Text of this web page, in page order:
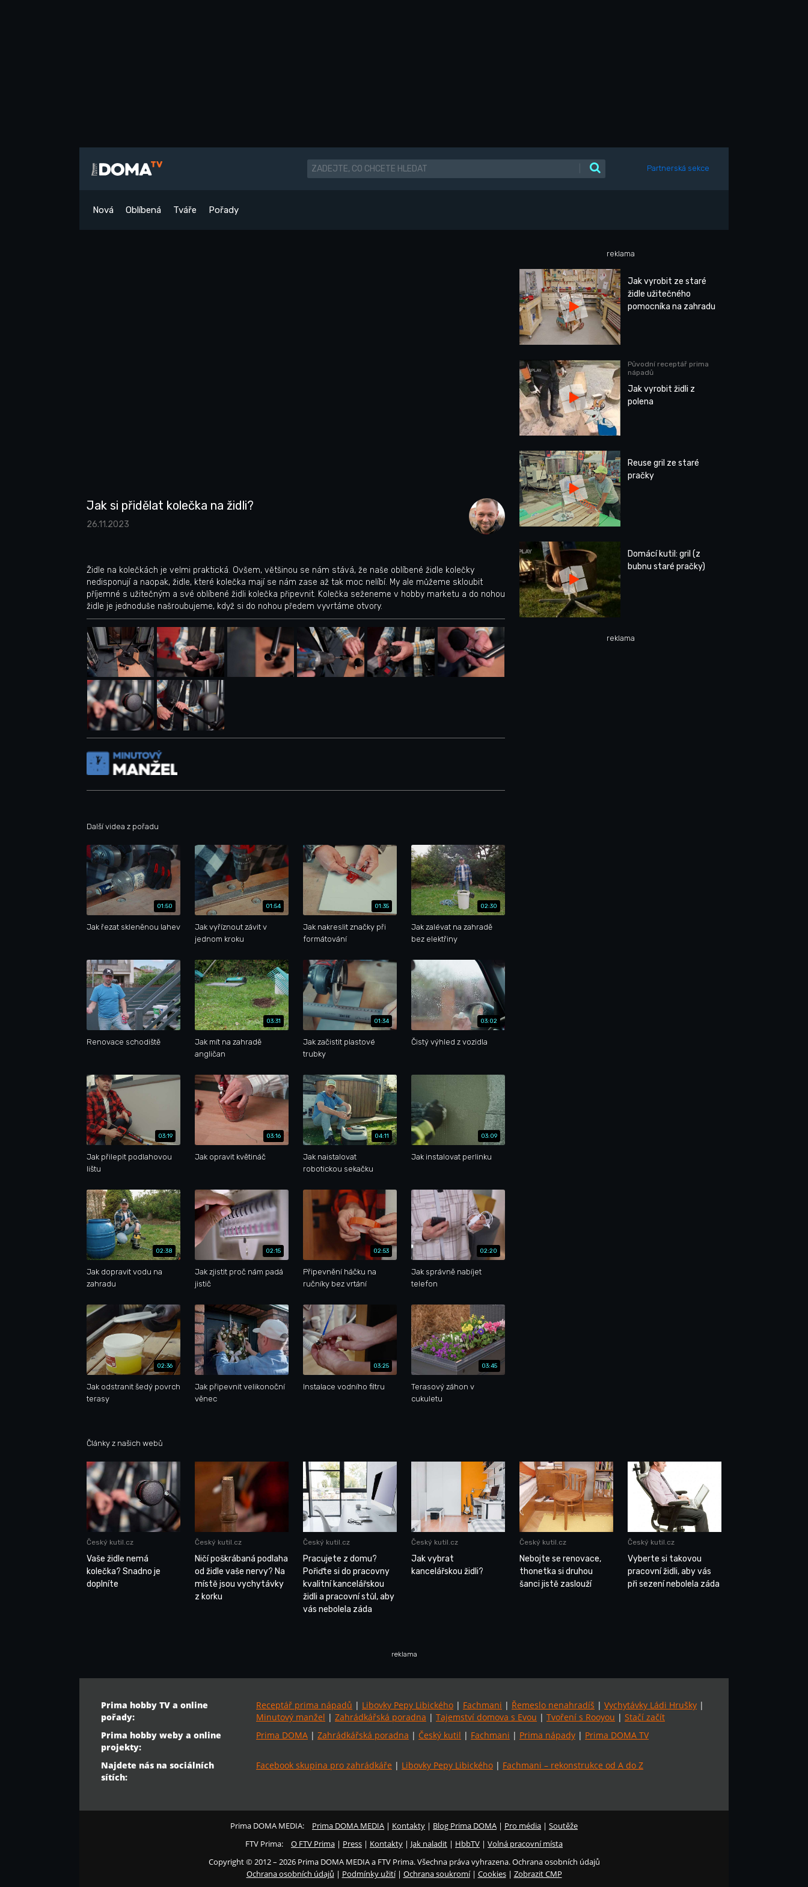
Partnerská sekce
Nová Oblíbená Tváře Pořady
Jak si přidělat kolečka na židli?
26.11.2023
Židle na kolečkách je velmi praktická. Ovšem, většinou se nám stává, že naše oblíbené židle kolečky
nedisponují a naopak, židle, které kolečka mají se nám zase až tak moc nelíbí. My ale můžeme skloubit
příjemné s užitečným a své oblíbené židli kolečka připevnit. Kolečka seženeme v hobby marketu a do nohou
židle je jednoduše našroubujeme, když si do nohou předem vyvrtáme otvory.
Další videa z pořadu
01:50
Jak řezat skleněnou lahev
01:54
Jak vyříznout závit v
jednom kroku
01:35
Jak nakreslit značky při
formátování
02:30
Jak zalévat na zahradě
bez elektřiny
Renovace schodiště
03:31
Jak mít na zahradě
angličan
01:34
Jak začistit plastové
trubky
03:02
Čistý výhled z vozidla
03:19
Jak přilepit podlahovou
lištu
03:16
Jak opravit květináč
04:11
Jak naistalovat
robotickou sekačku
03:09
Jak instalovat perlinku
02:38
Jak dopravit vodu na
zahradu
02:15
Jak zjistit proč nám padá
jistič
02:53
Připevnění háčku na
ručníky bez vrtání
02:20
Jak správně nabíjet
telefon
02:36
Jak odstranit šedý povrch
terasy
Jak připevnit velikonoční
věnec
03:25
Instalace vodního filtru
03:45
Terasový záhon v
cukuletu
reklama
Jak vyrobit ze staré
židle užitečného
pomocníka na zahradu
Původní receptář prima
nápadů
Jak vyrobit židli z
polena
Reuse gril ze staré
pračky
Domácí kutil: gril (z
bubnu staré pračky)
reklama
Články z našich webů
Český kutil.cz
Vaše židle nemá
kolečka? Snadno je
doplníte
Český kutil.cz
Ničí poškrábaná podlaha
od židle vaše nervy? Na
místě jsou vychytávky
z korku
Český kutil.cz
Pracujete z domu?
Pořiďte si do pracovny
kvalitní kancelářskou
židli a pracovní stůl, aby
vás nebolela záda
Český kutil.cz
Jak vybrat
kancelářskou židli?
Český kutil.cz
Nebojte se renovace,
thonetka si druhou
šanci jistě zaslouží
Český kutil.cz
Vyberte si takovou
pracovní židli, aby vás
při sezení nebolela záda
reklama
Prima hobby TV a online
pořady:
Receptář prima nápadů | Libovky Pepy Libického | Fachmani | Řemeslo nenahradíš | Vychytávky Ládi Hrušky |
Minutový manžel | Zahrádkářská poradna | Tajemství domova s Evou | Tvoření s Rooyou | Stačí začít
Prima hobby weby a online
projekty:
Prima DOMA | Zahrádkářská poradna | Český kutil | Fachmani | Prima nápady | Prima DOMA TV
Najdete nás na sociálních
sítích:
Facebook skupina pro zahrádkáře | Libovky Pepy Libického | Fachmani – rekonstrukce od A do Z
Prima DOMA MEDIA: Prima DOMA MEDIA | Kontakty | Blog Prima DOMA | Pro média | Soutěže
FTV Prima:
O FTV Prima | Press | Kontakty | Jak naladit | HbbTV | Volná pracovní místa
Copyright © 2012 – 2026 Prima DOMA MEDIA a FTV Prima. Všechna práva vyhrazena. Ochrana osobních údajů
Ochrana osobních údajů | Podmínky užití| Ochrana soukromí| Cookies| Zobrazit CMP